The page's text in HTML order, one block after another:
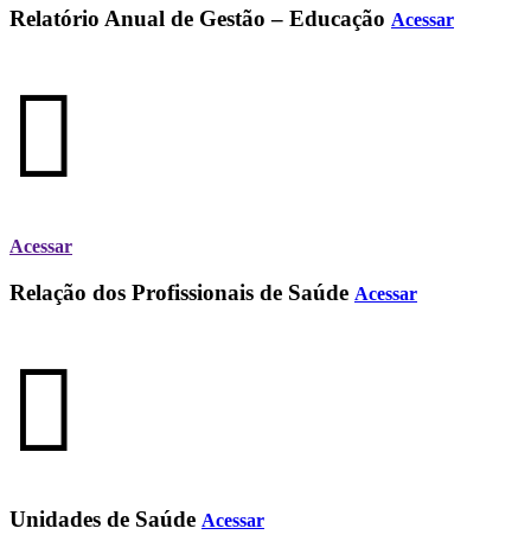
Relatório Anual de Gestão – Educação Acessar
Acessar
Relação dos Profissionais de Saúde Acessar
Unidades de Saúde Acessar